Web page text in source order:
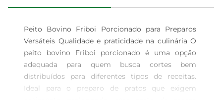
Peito Bovino Friboi Porcionado para Preparos
Versáteis Qualidade e praticidade na culinária O
peito bovino Friboi porcionado é uma opção
adequada para quem busca cortes bem
distribuídos para diferentes tipos de receitas.
Ideal para o preparo de pratos que exigem